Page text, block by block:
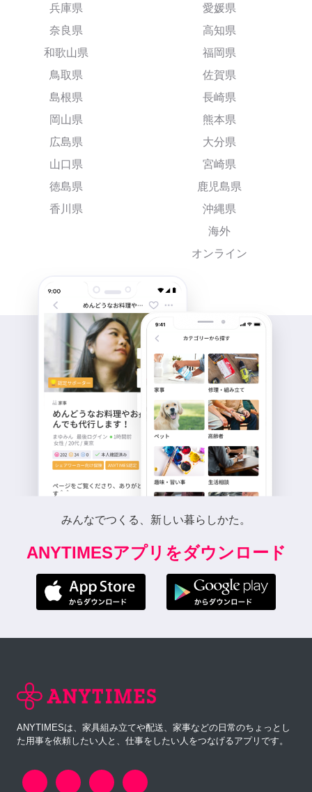
兵庫県
奈良県
和歌山県
鳥取県
島根県
岡山県
広島県
山口県
徳島県
香川県
愛媛県
高知県
福岡県
佐賀県
長崎県
熊本県
大分県
宮崎県
鹿児島県
沖縄県
海外
オンライン
みんなでつくる、新しい暮らしかた。
ANYTIMESアプリをダウンロード
ANYTIMESは、家具組み立てや配送、家事などの日常のちょっとし
た用事を依頼したい人と、仕事をしたい人をつなげるアプリです。